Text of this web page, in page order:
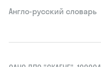
Англо-русский словарь